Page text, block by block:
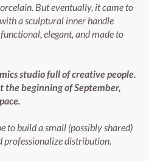
But eventually, it came to
a sculptural inner handle
elegant, and made to
studio full of creative people.
the beginning of September,
to build a small (possibly shared)
professionalize distribution.